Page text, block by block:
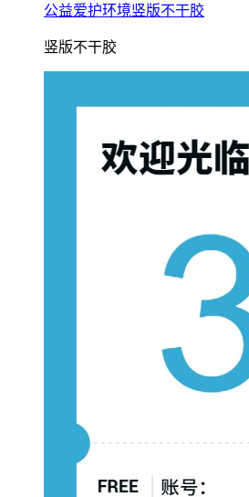
公益爱护环境竖版不干胶
竖版不干胶